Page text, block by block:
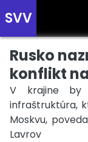
SVV
Prehľad
Zobrazte si
prehľad o dianí
Rusko
konflikt
V krajine by
infraštruktúra,
Moskvu,
Lavrov